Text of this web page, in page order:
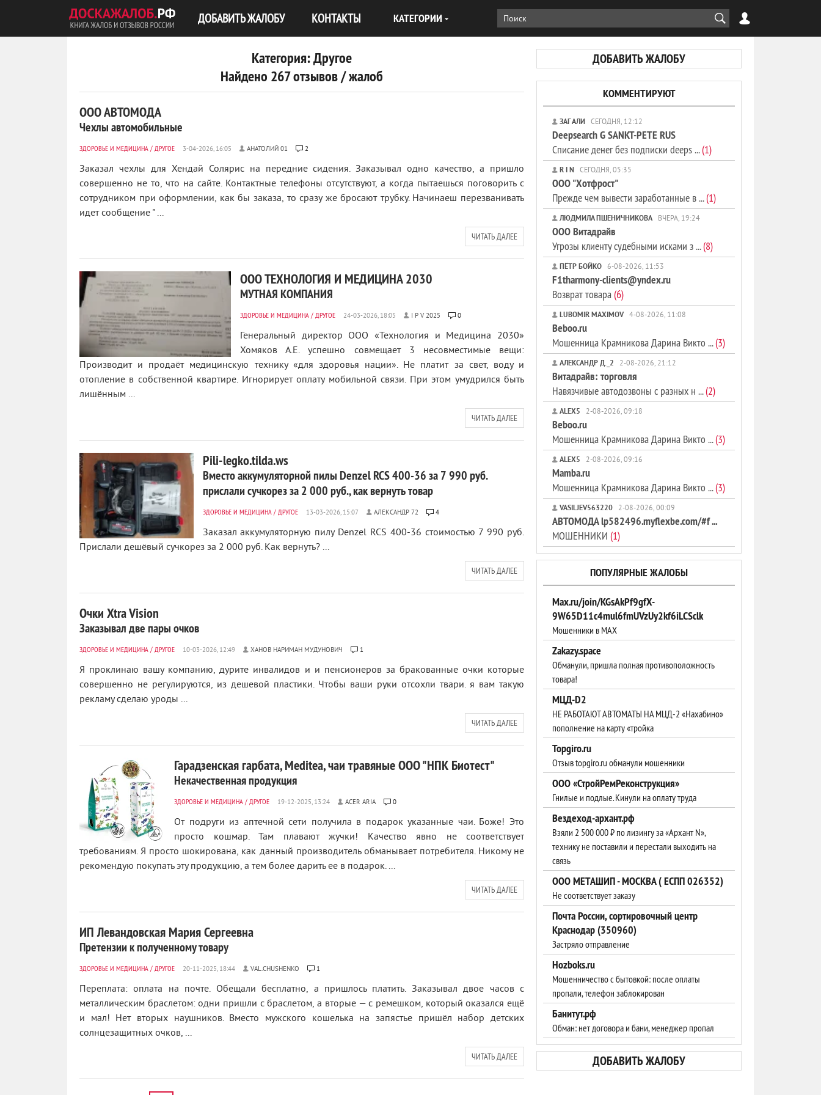
ДОБАВИТЬ ЖАЛОБУ КОНТАКТЫ КАТЕГОРИИ
ДОБАВИТЬ ЖАЛОБУ
Категория: Другое
Найдено 267 отзывов / жалоб
ООО АВТОМОДА
Чехлы автомобильные
ЗДОРОВЬЕ И МЕДИЦИНА / ДРУГОЕ АНАТОЛИЙ 01 2
Заказал чехлы для Хендай Солярис на передние сидения. Заказывал одно качество, а пришло
совершенно не то, что на сайте. Контактные телефоны отсутствуют, а когда пытаешься поговорить с
сотрудником при оформлении, как бы заказа, то сразу же бросают трубку. Начинаеш перезванивать
идет сообщение " ...
ЧИТАТЬ ДАЛЕЕ
0
ООО ТЕХНОЛОГИЯ И МЕДИЦИНА 2030
МУТНАЯ КОМПАНИЯ
ЗДОРОВЬЕ И МЕДИЦИНА /ДРУГОЕ I P V 2025 0
Генеральный директор ООО «Технология и Медицина 2030»
Хомяков А.Е. успешно совмещает 3 несовместимые вещи:
Производит и продаёт медицинскую технику «для здоровья нации». Не платит за свет, воду и
отопление в собственной квартире. Игнорирует оплату мобильной связи. При этом умудрился быть
лишённым ...
ЧИТАТЬ ДАЛЕЕ
4
Pili-legko.tilda.ws
Вместо аккумуляторной пилы Denzel RCS 400-36 за 7 990 руб.
прислали сучкорез за 2 000 руб., как вернуть товар
ЗДОРОВЬЕ И МЕДИЦИНА/ ДРУГОЕ АЛЕКСАНДР 72 4
Заказал аккумуляторную пилу Denzel RCS 400-36 стоимостью 7 990 руб.
Прислали дешёвый сучкорез за 2 000 руб. Как вернуть? ...
ЧИТАТЬ ДАЛЕЕ
Очки Xtra Vision
Заказывал две пары очков
ЗДОРОВЬЕ И МЕДИЦИНА / ДРУГОЕ ХАНОВ НАРИМАН МУДУНОВИЧ 1
Я проклинаю вашу компанию, дурите инвалидов и и пенсионеров за бракованные очки которые
совершенно не регулируются, из дешевой пластики. Чтобы ваши руки отсохли твари. я вам такую
рекламу сделаю уроды ...
ЧИТАТЬ ДАЛЕЕ
0
Гарадзенская гарбата, Meditea, чаи травяные ООО "НПК Биотест"
Некачественная продукция
ЗДОРОВЬЕ И МЕДИЦИНА / ДРУГОЕ ACER ARIA 0
От подруги из аптечной сети получила в подарок указанные чаи. Боже! Это
просто кошмар. Там плавают жучки! Качество явно не соответствует
требованиям. Я просто шокирована, как данный производитель обманывает потребителя. Никому не
рекомендую покупать эту продукцию, а тем более дарить ее в подарок. ...
ЧИТАТЬ ДАЛЕЕ
ИП Левандовская Мария Сергеевна
Претензии к полученному товару
ЗДОРОВЬЕ И МЕДИЦИНА / ДРУГОЕ VAL.CHUSHENKO 1
Переплата: оплата на почте. Обещали бесплатно, а пришлось платить. Заказывал двое часов с
металлическим браслетом: одни пришли с браслетом, а вторые — с ремешком, который оказался ещё
и мал! Нет вторых наушников. Вместо мужского кошелька на запястье пришёл набор детских
солнцезащитных очков, ...
ЧИТАТЬ ДАЛЕЕ
КОММЕНТИРУЮТ
ЗАГ АЛИ СЕГОДНЯ, 12:12
Deepsearch G SANKT-PETE RUS
Списание денег без подписки deeps ...(1)
R I N СЕГОДНЯ, 05:35
ООО "Хотфрост"
Прежде чем вывести заработанные в ...(1)
ЛЮДМИЛА ПШЕНИЧНИКОВА ВЧЕРА, 19:24
ООО Витадрайв
Угрозы клиенту судебными исками з ...(8)
ПЁТР БОЙКО 6-08-2026, 11:53
F1tharmony-clients@yndex.ru
Возврат товара(6)
LUBOMIR MAXIMOV 4-08-2026, 11:08
Beboo.ru
Мошенница Крамникова Дарина Викто ...(3)
АЛЕКСАНДР Д._2 2-08-2026, 21:12
Витадрайв: торговля
Навязчивые автодозвоны с разных н ...(2)
ALEX5 2-08-2026, 09:18
Beboo.ru
Мошенница Крамникова Дарина Викто ...(3)
ALEX5 2-08-2026, 09:16
Mamba.ru
Мошенница Крамникова Дарина Викто ...(3)
VASILJEV563220 2-08-2026, 00:09
АВТОМОДА lp582496.myflexbe.com/#f ...
МОШЕННИКИ (1)
ПОПУЛЯРНЫЕ ЖАЛОБЫ
Max.ru/join/KGsAkPf9gfX-
9W65D11c4mul6fmUVzUy2kf6iLCSclk
Мошенники в МАХ
Zakazy.space
Обманули, пришла полная противоположность
товара!
МЦД-D2
НЕ РАБОТАЮТ АВТОМАТЫ НА МЦД-2 «Нахабино»
пополнение на карту «тройка
Topgiro.ru
Отзыв topgiro.ru обманули мошенники
ООО «СтройРемРеконструкция»
Гнилые и подлые. Кинули на оплату труда
Вездеход-архант.рф
Взяли 2 500 000 ₽ по лизингу за «Архант N»,
технику не поставили и перестали выходить на
связь
ООО МЕТАШИП - МОСКВА ( ЕСПП 026352)
Не соответствует заказу
Почта России, сортировочный центр
Краснодар (350960)
Застряло отправление
Hozboks.ru
Мошенничество с бытовкой: после оплаты
пропали, телефон заблокирован
Банитут.рф
Обман: нет договора и бани, менеджер пропал
ДОБАВИТЬ ЖАЛОБУ